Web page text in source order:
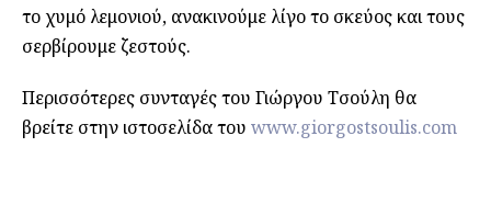
το χυμό λεμονιού, ανακινούμε λίγο το σκεύος και τους
σερβίρουμε ζεστούς.
Περισσότερες συνταγές του Γιώργου Τσούλη θα
βρείτε στην ιστοσελίδα του www.giorgostsoulis.com